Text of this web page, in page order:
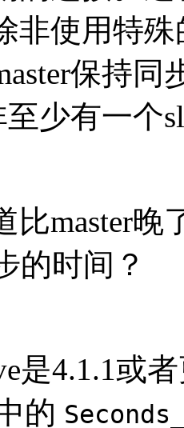
非使用特
保持
至少有一个
比master
的时间？
是4.1.1或
的